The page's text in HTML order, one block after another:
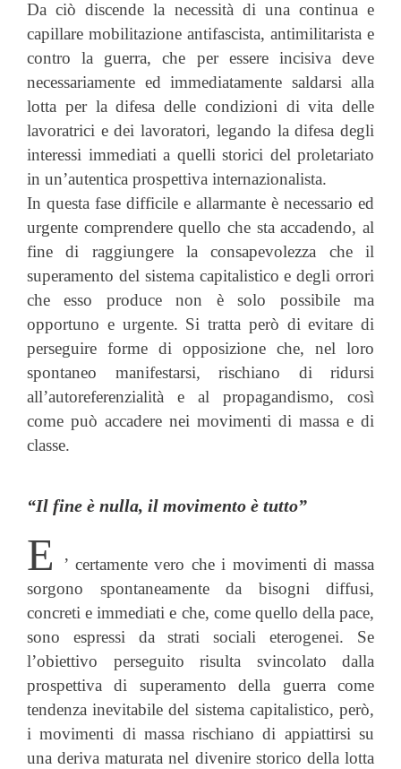
Da ciò discende la necessità di una continua e
capillare mobilitazione antifascista, antimilitarista e
contro la guerra, che per essere incisiva deve
necessariamente ed immediatamente saldarsi alla
lotta per la difesa delle condizioni di vita delle
lavoratrici e dei lavoratori, legando la difesa degli
interessi immediati a quelli storici del proletariato
in un’autentica prospettiva internazionalista.
In questa fase difficile e allarmante è necessario ed
urgente comprendere quello che sta accadendo, al
fine di raggiungere la consapevolezza che il
superamento del sistema capitalistico e degli orrori
che esso produce non è solo possibile ma
opportuno e urgente. Si tratta però di evitare di
perseguire forme di opposizione che, nel loro
spontaneo manifestarsi, rischiano di ridursi
all’autoreferenzialità e al propagandismo, così
come può accadere nei movimenti di massa e di
classe.
“Il fine è nulla, il movimento è tutto”
E
’ certamente vero che i movimenti di massa
sorgono spontaneamente da bisogni diffusi,
concreti e immediati e che, come quello della pace,
sono espressi da strati sociali eterogenei. Se
l’obiettivo perseguito risulta svincolato dalla
prospettiva di superamento della guerra come
tendenza inevitabile del sistema capitalistico, però,
i movimenti di massa rischiano di appiattirsi su
una deriva maturata nel divenire storico della lotta